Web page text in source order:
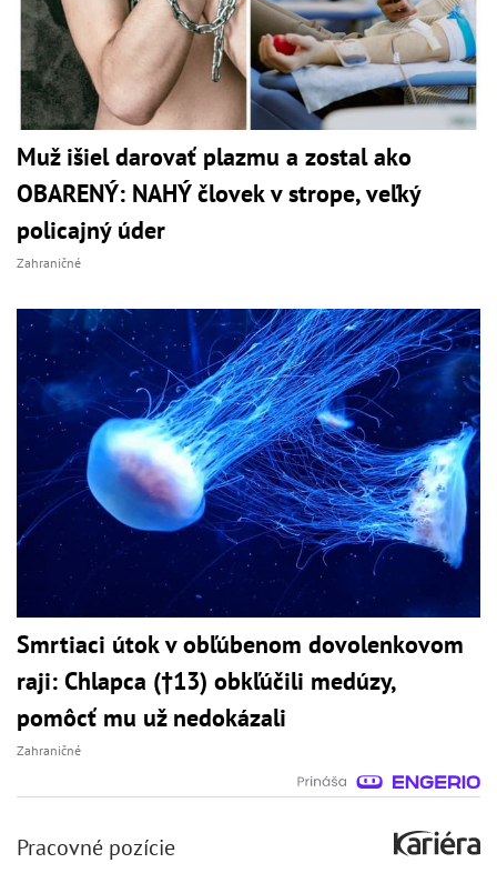
Muž išiel darovať plazmu a zostal ako
OBARENÝ: NAHÝ človek v strope, veľký
policajný úder
Zahraničné
Smrtiaci útok v obľúbenom dovolenkovom
raji: Chlapca (†13) obkľúčili medúzy,
pomôcť mu už nedokázali
Zahraničné
Pracovné pozície